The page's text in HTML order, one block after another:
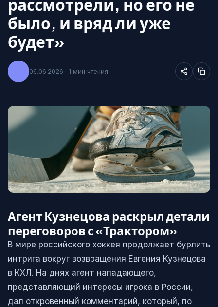
рассмотрели, но его не
было, и вряд ли уже
будет»
06.06.2026 · 1 мин чтения
Агент Кузнецова раскрыл детали
переговоров с «Трактором»
В мире российского хоккея продолжает бурлить
интрига вокруг возвращения Евгения Кузнецова
в КХЛ. На днях агент нападающего,
представляющий интересы игрока в России,
дал откровенный комментарий, который, по